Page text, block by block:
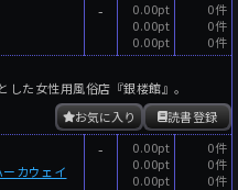
-
0.00pt
0.00pt
0.00pt
0件
0件
0件
た女性用風俗店『銀楼館』。
読書登録
お気に入り
カウェイ
-
0.00pt
0.00pt
0.00pt
0件
0件
0件